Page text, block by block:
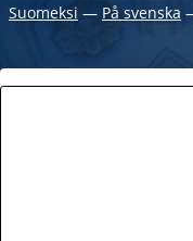
Suomeksi ― På svenska